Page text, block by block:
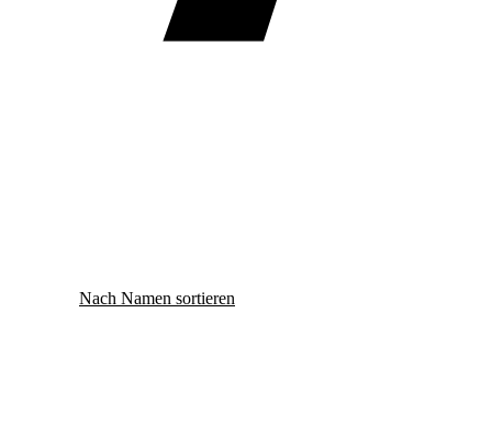
Nach Namen sortieren